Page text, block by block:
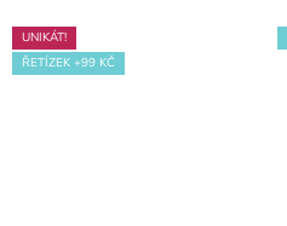
UNIKÁT!
ŘETÍZEK +99 KČ